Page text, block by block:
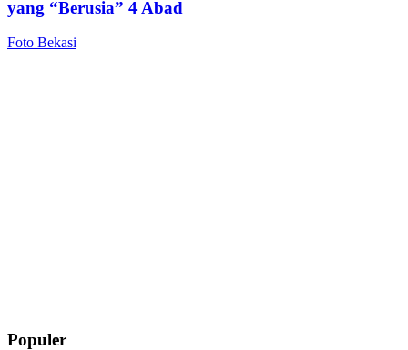
yang “Berusia” 4 Abad
Foto Bekasi
Populer